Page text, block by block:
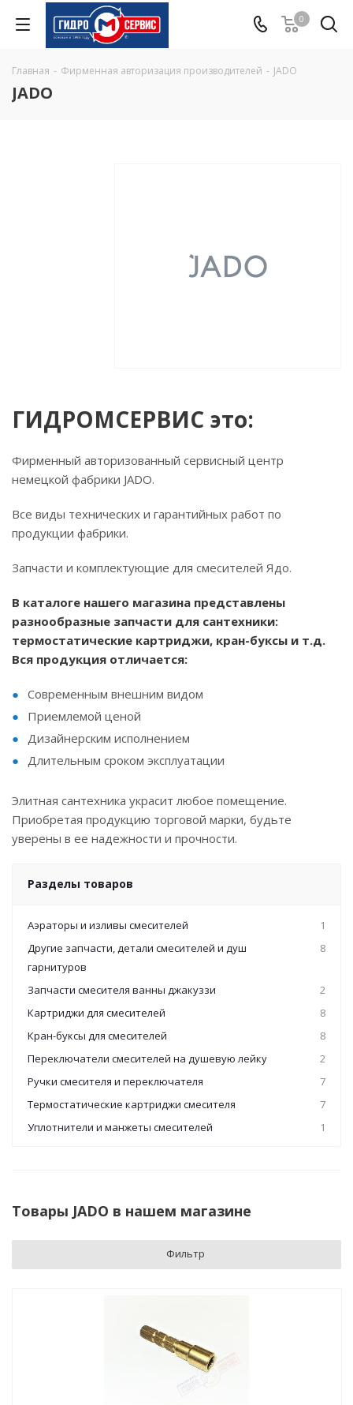
0
Главная - Фирменная авторизация производителей - JADO
JADO
ГИДРОМСЕРВИС это:
Фирменный авторизованный сервисный центр
немецкой фабрики JADO.
Все виды технических и гарантийных работ по
продукции фабрики.
Запчасти и комплектующие для смесителей Ядо.
В каталоге нашего магазина представлены
разнообразные запчасти для сантехники:
термостатические картриджи, кран-буксы и т.д.
Вся продукция отличается:
Современным внешним видом
Приемлемой ценой
Дизайнерским исполнением
Длительным сроком эксплуатации
Элитная сантехника украсит любое помещение.
Приобретая продукцию торговой марки, будьте
уверены в ее надежности и прочности.
Разделы товаров
Аэраторы и изливы смесителей
1
Другие запчасти, детали смесителей и душ
гарнитуров
8
Запчасти смесителя ванны джакуззи
2
Картриджи для смесителей
8
Кран-буксы для смесителей
8
Переключатели смесителей на душевую лейку
2
Ручки смесителя и переключателя
7
Термостатические картриджи смесителя
7
Уплотнители и манжеты смесителей
1
Товары JADO в нашем магазине
Фильтр